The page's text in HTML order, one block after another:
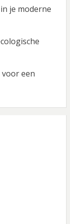
je moderne
voor een